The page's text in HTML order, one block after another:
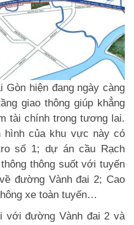
hiện đang ngày càng
giao thông giúp khẳng
tài chính trong tương lai.
hình của khu vực này có
số 1; dự án cầu Rạch
thông suốt với tuyến
đường Vành đai 2; Cao
xe toàn tuyến…
với đường Vành đai 2 và